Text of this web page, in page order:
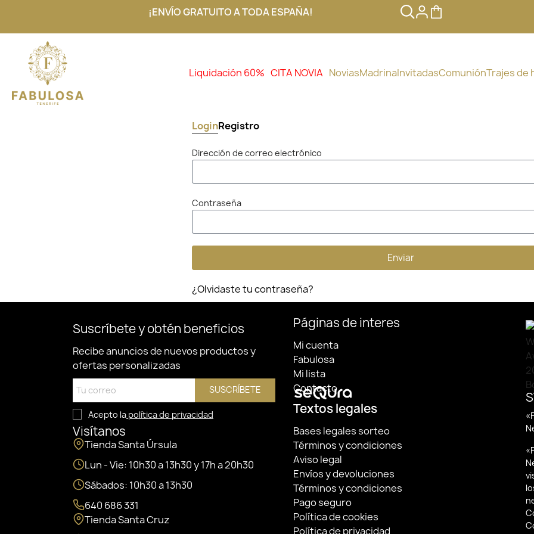
¡ENVÍO GRATUITO A TODA ESPAÑA!
Liquidación 60% CITA NOVIA NoviasMadrinaInvitadasComuniónTrajes de
LoginRegistro
Dirección de correo electrónico
Contraseña
Enviar
¿Olvidaste tu contraseña?
Suscríbete y obtén beneficios
Recibe anuncios de nuevos productos y
ofertas personalizadas
SUSCRÍBETE
Acepto la política de privacidad
Visítanos
Tienda Santa Úrsula
Lun - Vie: 10h30 a 13h30 y 17h a 20h30
Sábados: 10h30 a 13h30
640 686 331
Tienda Santa Cruz
Páginas de interes
Mi cuenta
Fabulosa
Mi lista
Contacto
Textos legales
Bases legales sorteo
Términos y condiciones
Aviso legal
Envíos y devoluciones
Términos y condiciones
Pago seguro
Política de cookies
Política de privacidad